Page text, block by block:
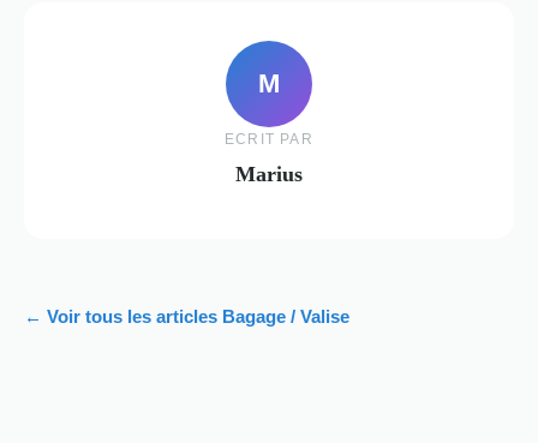
M
ECRIT PAR
Marius
← Voir tous les articles Bagage / Valise